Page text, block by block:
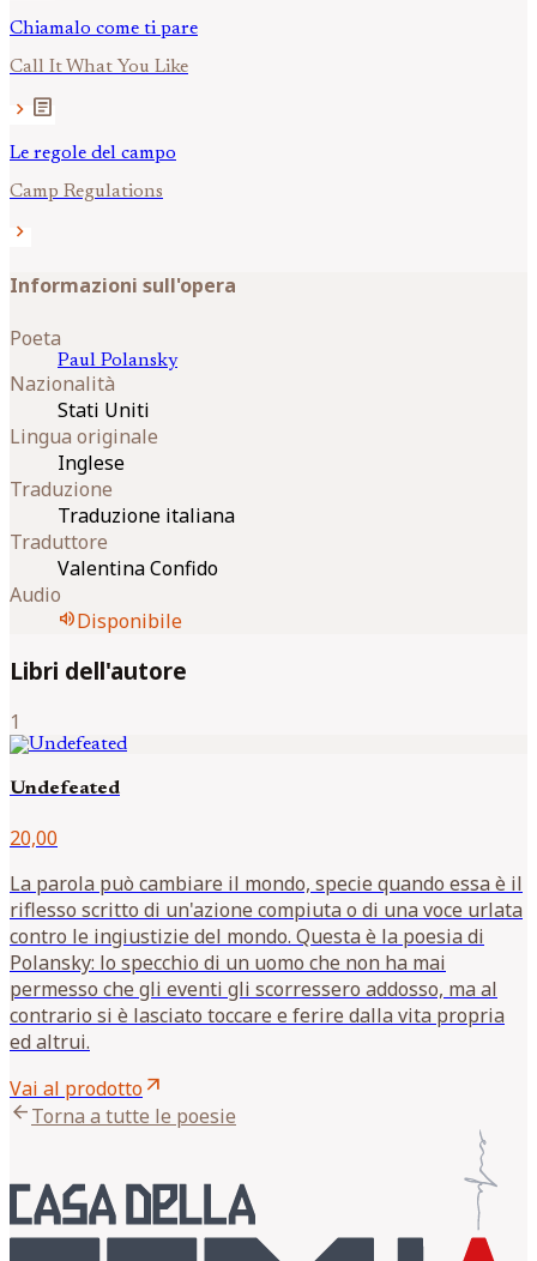
Chiamalo come ti pare
Call It What You Like
chevron_right article
Le regole del campo
Camp Regulations
chevron_right
Informazioni sull'opera
Poeta
Paul Polansky
Nazionalità
Stati Uniti
Lingua originale
Inglese
Traduzione
Traduzione italiana
Traduttore
Valentina Confido
Audio
volume_upDisponibile
Libri dell'autore
1
Undefeated
20,00
La parola può cambiare il mondo, specie quando essa è il
riflesso scritto di un'azione compiuta o di una voce urlata
contro le ingiustizie del mondo. Questa è la poesia di
Polansky: lo specchio di un uomo che non ha mai
permesso che gli eventi gli scorressero addosso, ma al
contrario si è lasciato toccare e ferire dalla vita propria
ed altrui.
Vai al prodottoarrow_outward
arrow_backTorna a tutte le poesie